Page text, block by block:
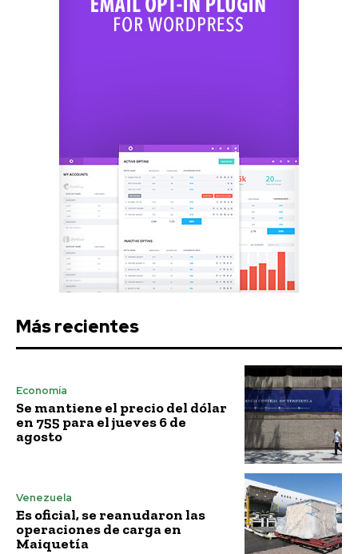
Más recientes
Economía
Se mantiene el precio del dólar
en 755 para el jueves 6 de
agosto
Venezuela
Es oficial, se reanudaron las
operaciones de carga en
Maiquetía